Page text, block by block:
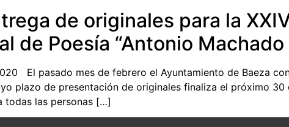
de originales para la
de Poesía “Antonio Machado
El pasado mes de febrero el Ayuntamiento de Baeza
plazo de presentación de originales finaliza el próximo
todas las personas […]